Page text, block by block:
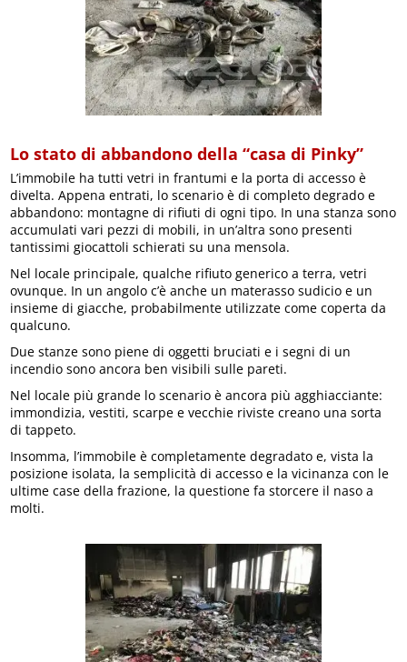
Lo stato di abbandono della “casa di Pinky”
L’immobile ha tutti vetri in frantumi e la porta di accesso è
divelta. Appena entrati, lo scenario è di completo degrado e
abbandono: montagne di rifiuti di ogni tipo. In una stanza sono
accumulati vari pezzi di mobili, in un’altra sono presenti
tantissimi giocattoli schierati su una mensola.
Nel locale principale, qualche rifiuto generico a terra, vetri
ovunque. In un angolo c’è anche un materasso sudicio e un
insieme di giacche, probabilmente utilizzate come coperta da
qualcuno.
Due stanze sono piene di oggetti bruciati e i segni di un
incendio sono ancora ben visibili sulle pareti.
Nel locale più grande lo scenario è ancora più agghiacciante:
immondizia, vestiti, scarpe e vecchie riviste creano una sorta
di tappeto.
Insomma, l’immobile è completamente degradato e, vista la
posizione isolata, la semplicità di accesso e la vicinanza con le
ultime case della frazione, la questione fa storcere il naso a
molti.